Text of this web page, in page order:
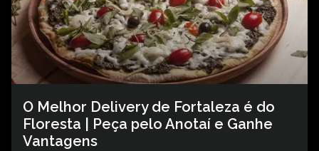
O Melhor Delivery de Fortaleza é do
Floresta | Peça pelo Anotaí e Ganhe
Vantagens